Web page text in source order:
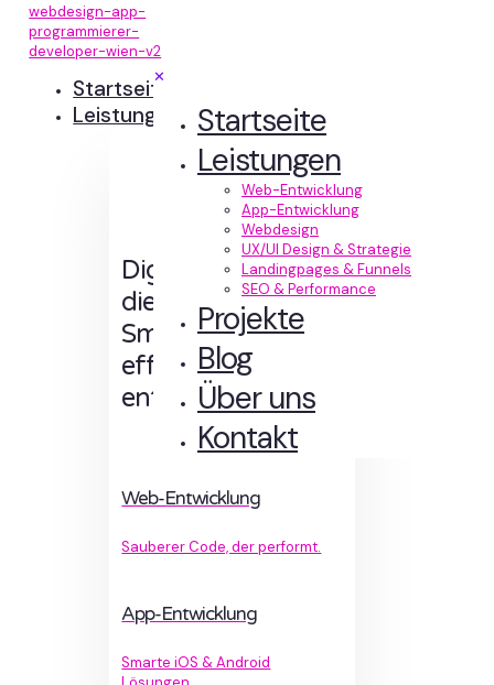
✕
Startseite
Leistungen
Web-Entwicklung
App-Entwicklung
Webdesign
UX/UI Design & Strategie
Landingpages & Funnels
SEO & Performance
Projekte
Blog
Über uns
Kontakt
Startseite
Leistungen
Digitale Erlebnisse,
die Sinn machen.
Smart designt und
effizient
entwickelt.
Web-Entwicklung
Sauberer Code, der performt.
App-Entwicklung
Smarte iOS & Android